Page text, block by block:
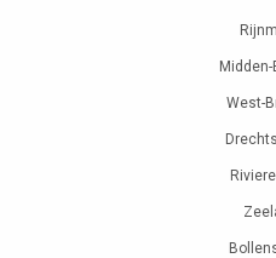
West-